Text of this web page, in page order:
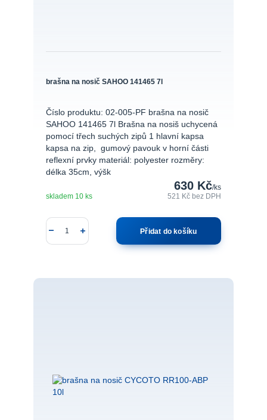
brašna na nosič SAHOO 141465 7l
Číslo produktu: 02-005-PF brašna na nosič
SAHOO 141465 7l Brašna na nosiš uchycená
pomocí třech suchých zipů 1 hlavní kapsa
kapsa na zip, gumový pavouk v horní části
reflexní prvky materiál: polyester rozměry:
délka 35cm, výšk
630 Kč/ks
521 Kčbez DPH
skladem 10 ks
Přidat do košíku